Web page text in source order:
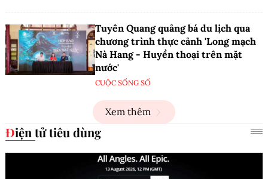
Tuyên Quang quảng bá du lịch qua
chương trình thực cảnh 'Long mạch
Nà Hang - Huyền thoại trên mặt
nước'
CUỘC SỐNG SỐ
Xem thêm
Điện tử tiêu dùng